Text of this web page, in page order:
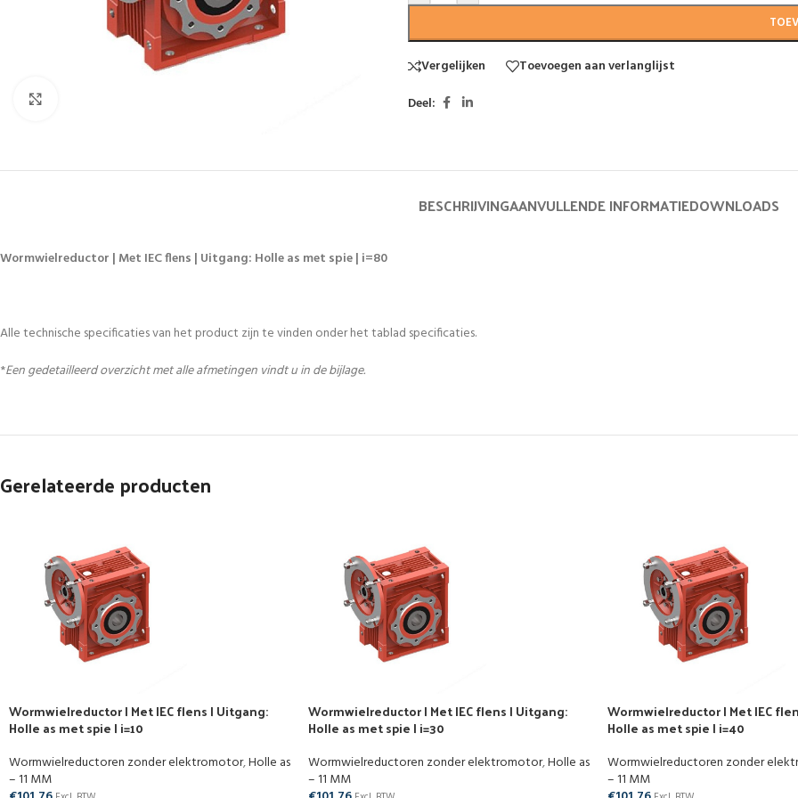
Vergelijken
Toevoegen aan verlanglijst
Deel:
BESCHRIJVINGAANVULLENDE INFORMATIEDOWNLOADS
Wormwielreductor | Met IEC flens | Uitgang: Holle as met spie | i=80
Alle technische specificaties van het product zijn te vinden onder het tablad specificaties.
*Een gedetailleerd overzicht met alle afmetingen vindt u in de bijlage.
Gerelateerde producten
Wormwielreductor | Met IEC flens | Uitgang:
Holle as met spie | i=10
Wormwielreductoren zonder elektromotor,Holle as
– 11 MM
Wormwielreductor | Met IEC flens | Uitgang:
Holle as met spie | i=30
Wormwielreductoren zonder elektromotor,Holle as
– 11 MM
Wormwielreductor | Met IEC
Holle as met spie | i=40
Wormwielreductoren zonder
– 11 MM